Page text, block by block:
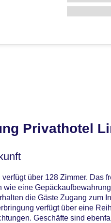
Privathotel
über 128 Zimmer.
eine
die Gäste Zugang zum
verfügt über eine
Geschäfte sind